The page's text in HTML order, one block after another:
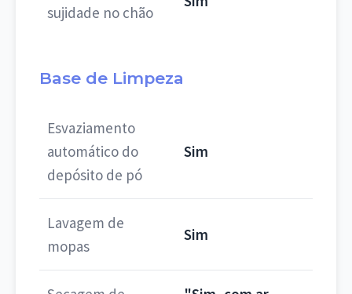
sujidade no chão
Base de Limpeza
Esvaziamento
automático do
depósito de pó
Sim
Lavagem de
mopas
Sim